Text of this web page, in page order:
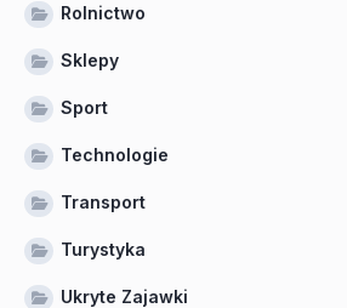
Rolnictwo
Sklepy
Sport
Technologie
Transport
Turystyka
Ukryte Zajawki